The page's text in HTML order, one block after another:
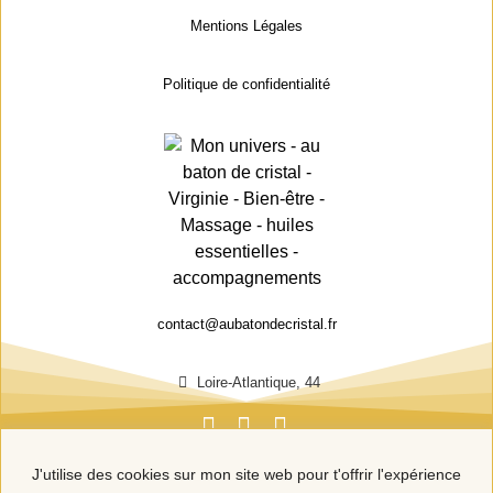
J'utilise des cookies sur mon site web pour t'offrir l'expérience
Mentions Légales
Politique de confidentialité
contact@aubatondecristal.fr
Loire-Atlantique, 44